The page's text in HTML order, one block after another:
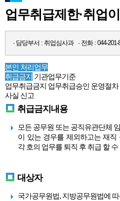
업무취급제한·취업
· 담당부서 : 취업심사과 · 전화 : 044-201-
본인 처리업무
취급금지 기관업무기준
업무취급금지 업무취급승인 운영절차
사실 신고
취급금지내용
모든 공무원 또는 공직유관단체
이 있는 경우를 제외하고는 재
각 호의 업무를 퇴직 후 취급 할
대상자
국가공무원법, 지방공무원법에